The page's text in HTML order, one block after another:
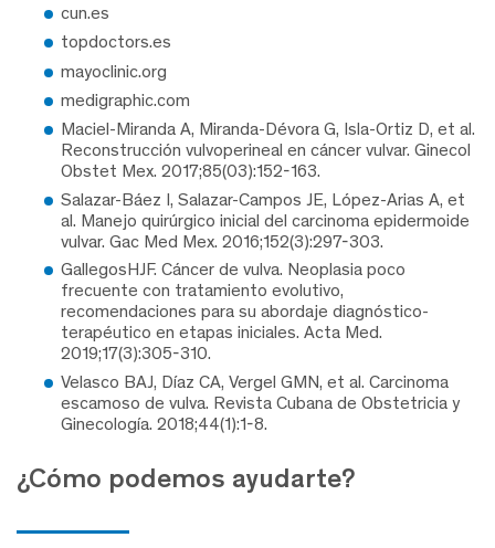
cun.es
topdoctors.es
mayoclinic.org
medigraphic.com
Maciel-Miranda A, Miranda-Dévora G, Isla-Ortiz D, et al.
Reconstrucción vulvoperineal en cáncer vulvar. Ginecol
Obstet Mex. 2017;85(03):152-163.
Salazar-Báez I, Salazar-Campos JE, López-Arias A, et
al. Manejo quirúrgico inicial del carcinoma epidermoide
vulvar. Gac Med Mex. 2016;152(3):297-303.
GallegosHJF. Cáncer de vulva. Neoplasia poco
frecuente con tratamiento evolutivo,
recomendaciones para su abordaje diagnóstico-
terapéutico en etapas iniciales. Acta Med.
2019;17(3):305-310.
Velasco BAJ, Díaz CA, Vergel GMN, et al. Carcinoma
escamoso de vulva. Revista Cubana de Obstetricia y
Ginecología. 2018;44(1):1-8.
¿Cómo podemos ayudarte?